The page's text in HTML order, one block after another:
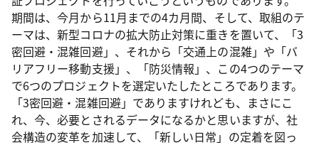
期間は、今月から11月までの4カ月間、そして、取組のテ
ーマは、新型コロナの拡大防止対策に重きを置いて、「3
密回避・混雑回避」、それから「交通上の混雑」や「バ
リアフリー移動支援」、「防災情報」、この4つのテーマ
で6つのプロジェクトを選定いたしたところであります。
「3密回避・混雑回避」でありますけれども、まさにこ
れ、今、必要とされるデータになるかと思いますが、社
会構造の変革を加速して、「新しい日常」の定着を図っ